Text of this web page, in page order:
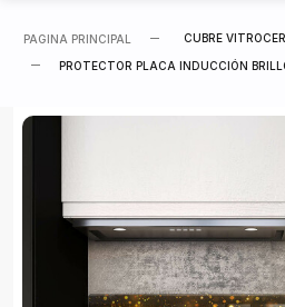
PAGINA PRINCIPAL CUBRE
PROTECTOR PLACA INDUCCIÓN